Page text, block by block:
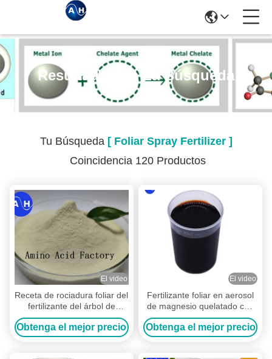
Resultados De La Búsqueda
Tu Búsqueda [ Foliar Spray Fertilizer ]
Coincidencia 120 Productos
El video
Receta de rociadura foliar del
fertilizante del árbol de
plátano en venta
Obtenga el mejor precio
El video
Fertilizante foliar en aerosol
de magnesio quelatado con
aminoácidos líquidos
bioestimulantes
Obtenga el mejor precio